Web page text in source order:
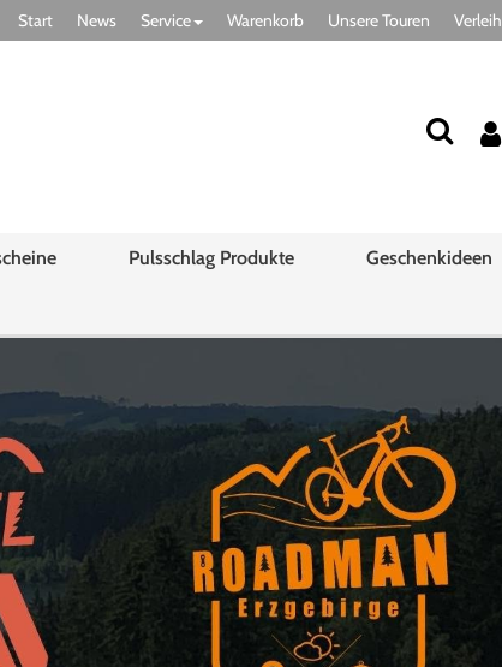
Start News Service Warenkorb Unsere Touren Verleih
Pulsschlag Produkte Geschenkideen